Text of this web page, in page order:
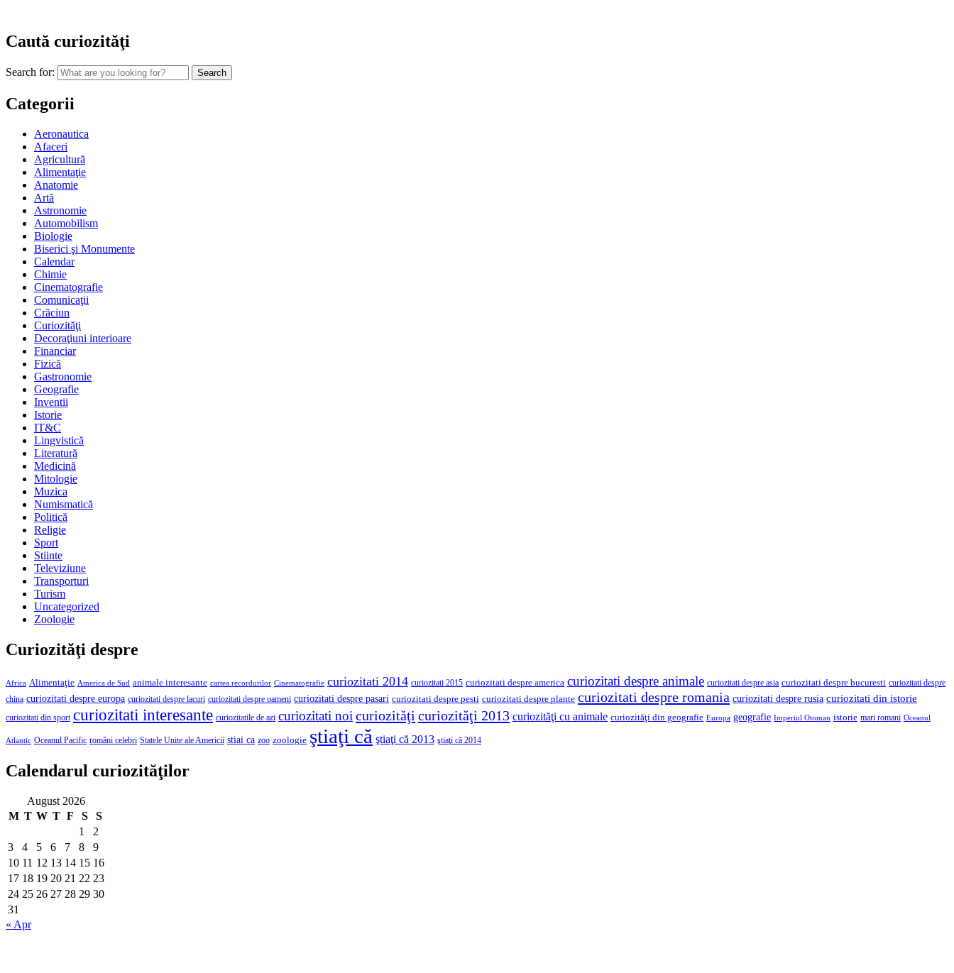
Caută curiozităţi
Search for:
Categorii
Aeronautica
Afaceri
Agricultură
Alimentaţie
Anatomie
Artă
Astronomie
Automobilism
Biologie
Biserici şi Monumente
Calendar
Chimie
Cinematografie
Comunicaţii
Crăciun
Curiozităţi
Decoraţiuni interioare
Financiar
Fizică
Gastronomie
Geografie
Inventii
Istorie
IT&C
Lingvistică
Literatură
Medicină
Mitologie
Muzica
Numismatică
Politică
Religie
Sport
Stiinte
Televiziune
Transporturi
Turism
Uncategorized
Zoologie
Curiozităţi despre
Africa Alimentaţie America de Sud animale interesante cartea recordurilor Cinematografie curiozitati 2014 curiozitati 2015 curiozitati despre america curiozitati despre animale curiozitati despre asia curiozitati despre bucuresti curiozitati despre
china curiozitati despre europa curiozitati despre lacuri curiozitati despre oameni curiozitati despre pasari curiozitati despre pesti curiozitati despre plante curiozitati despre romania curiozitati despre rusia curiozitati din istorie
curiozitati din sport curiozitati interesante curiozitatile de azi curiozitati noi curiozităţi curiozităţi 2013 curiozităţi cu animale curiozităţi din geografie Europa geografie Imperiul Otoman istorie mari romani Oceanul
Atlantic Oceanul Pacific români celebri Statele Unite ale Americii stiai ca zoo zoologie ştiaţi că ştiaţi că 2013 ştiaţi că 2014
Calendarul curiozităţilor
August 2026
M T W T F S
S
1
2
3
4 5 6 7 8
9
10 11 12 13 14 15 16
17 18 19 20 21 22 23
24 25 26 27 28 29 30
31
« Apr